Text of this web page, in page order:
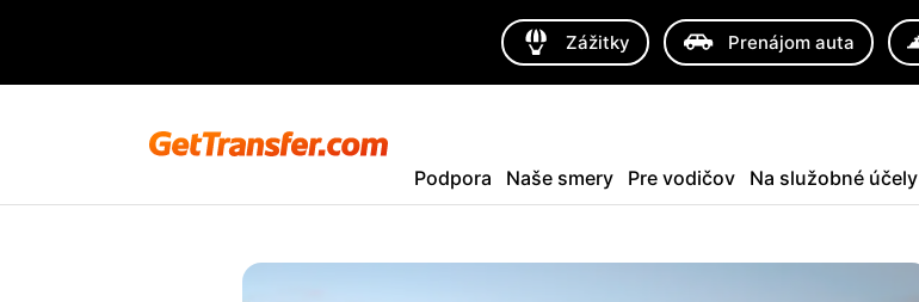
Zážitky Prenájom auta
Podpora Naše smery Pre vodičov Na služobné účely